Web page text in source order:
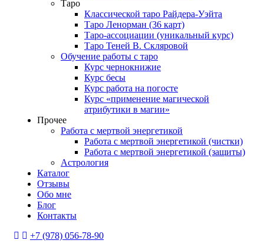
Таро
Классической таро Райдера-Уэйта
Таро Ленорман (36 карт)
Таро-ассоциации (уникальный курс)
Таро Теней В. Скляровой
Обучение работы с таро
Курс чернокнижие
Курс бесы
Курс работа на погосте
Курс «применение магической
атрибутики в магии»
Прочее
Работа с мертвой энергетикой
Работа с мертвой энергетикой (чистки)
Работа с мертвой энергетикой (защиты)
Астрология
Каталог
Отзывы
Обо мне
Блог
Контакты
+7 (978) 056-78-90